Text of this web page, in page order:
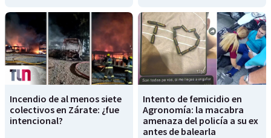
Incendio de al menos siete
colectivos en Zárate: ¿fue
intencional?
Intento de femicidio en
Agronomía: la macabra
amenaza del policía a su ex
antes de balearla